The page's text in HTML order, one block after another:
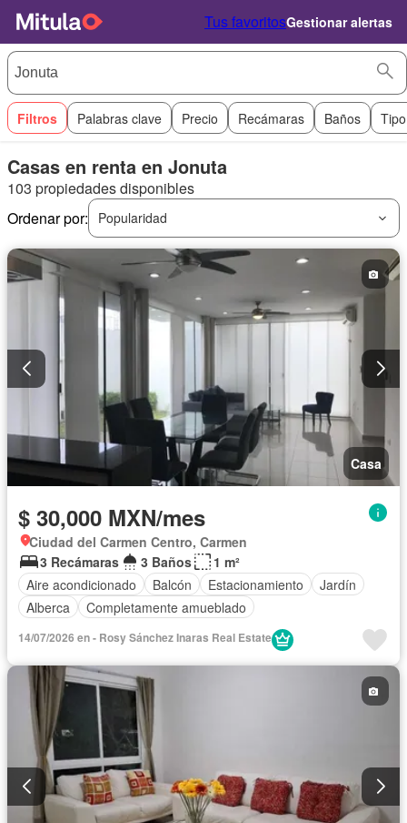
Tus favoritosGestionar alertas
Filtros Palabras clave Precio Recámaras Baños
Casas en renta en Jonuta
103 propiedades disponibles
Ordenar por:
Popularidad
Casa
$ 30,000 MXN/mes
Ciudad del Carmen Centro, Carmen
3 Recámaras
3 Baños
1 m²
Aire acondicionado
Balcón Estacionamiento
Jardín
Alberca
Completamente amueblado
14/07/2026 en - Rosy Sánchez Inaras Real Estate